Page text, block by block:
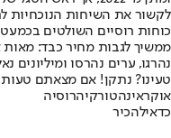
לקשור את השיחות הנוכחיות
כוחות רוסיים השולטים
ממשיך לגבות מחיר כבד: מאות
נהרגו, ערים נהרסו ומיליונים
טעינו? נתקן! אם מצאתם
אוקראינהטורקיהרוסיה
כדאילהכיר